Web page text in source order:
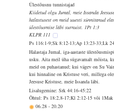
Ülestõusnu tunnistajad
Kiidetud olgu Jumal, meie Issanda
halastusest on meid uuesti sünnitanud
ülestõusmise läbi surnuist. 1Pt 1:3
KLPR 111
Ps 116:1-9;Sk 8:12-13;Ap 13:23-33;Lk
Halastaja Jumal, iga-aastaste
usku. Aita meil üha sügavamalt mõista,
meid on puhastanud; kui vägev on Su
kui hinnaline on Kristuse veri, millega
Jeesuse Kristuse, meie Issanda läbi.
Lisalugemine: Srk 44:16-45:22
Õhtul: Ps 18:2,8-17;Kl 2:12-15 või
06.28-20.20